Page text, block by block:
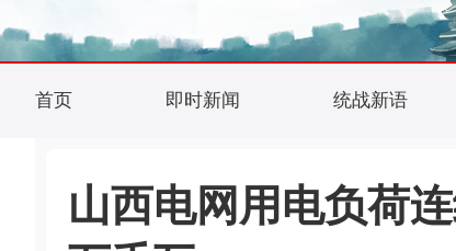
首页 即时新闻 统战新语
山西电网用电负荷